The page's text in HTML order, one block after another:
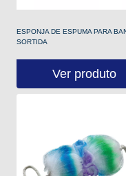
ESPONJA DE ESPUMA PARA
SORTIDA
Ver produto